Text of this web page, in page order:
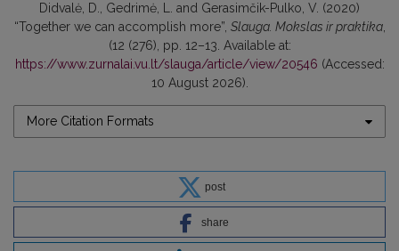
Didvalė, D., Gedrimė, L. and Gerasimčik-Pulko, V. (2020)
“Together we can accomplish more”, Slauga. Mokslas ir praktika,
(12 (276), pp. 12–13. Available at:
https://www.zurnalai.vu.lt/slauga/article/view/20546 (Accessed:
10 August 2026).
More Citation Formats
post
share